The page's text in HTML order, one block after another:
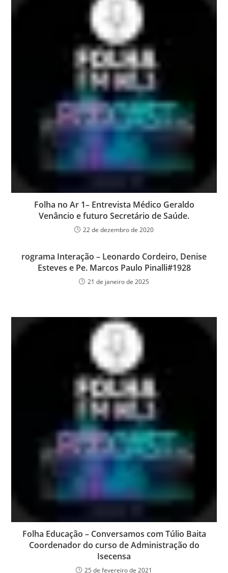
Folha no Ar 1– Entrevista Médico Geraldo
Venâncio e futuro Secretário de Saúde.
22 de dezembro de 2020
rograma Interação – Leonardo Cordeiro, Denise
Esteves e Pe. Marcos Paulo Pinalli#1928
21 de janeiro de 2025
Folha Educação – Conversamos com Túlio Baita
Coordenador do curso de Administração do
Isecensa
25 de fevereiro de 2021